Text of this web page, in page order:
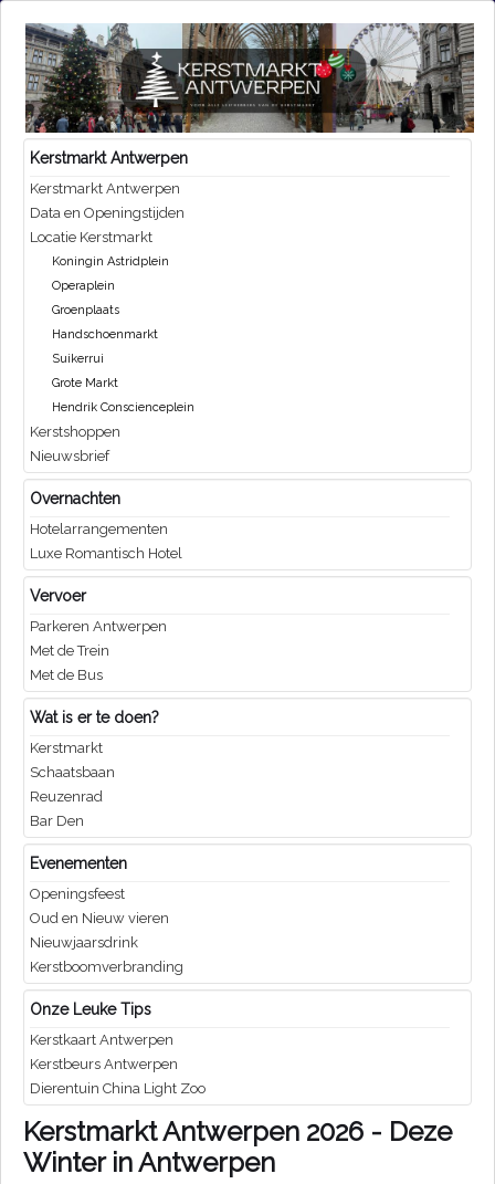
Kerstmarkt Antwerpen
Kerstmarkt Antwerpen
Data en Openingstijden
Locatie Kerstmarkt
Koningin Astridplein
Operaplein
Groenplaats
Handschoenmarkt
Suikerrui
Grote Markt
Hendrik Conscienceplein
Kerstshoppen
Nieuwsbrief
Overnachten
Hotelarrangementen
Luxe Romantisch Hotel
Vervoer
Parkeren Antwerpen
Met de Trein
Met de Bus
Wat is er te doen?
Kerstmarkt
Schaatsbaan
Reuzenrad
Bar Den
Evenementen
Openingsfeest
Oud en Nieuw vieren
Nieuwjaarsdrink
Kerstboomverbranding
Onze Leuke Tips
Kerstkaart Antwerpen
Kerstbeurs Antwerpen
Dierentuin China Light Zoo
Kerstmarkt Antwerpen 2026 - Deze
Winter in Antwerpen